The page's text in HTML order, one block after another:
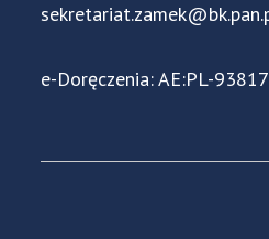
e-Doręczenia: AE:PL-